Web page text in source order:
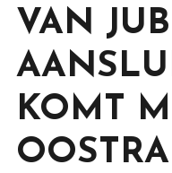
VAN
KOMT
OOSTRA